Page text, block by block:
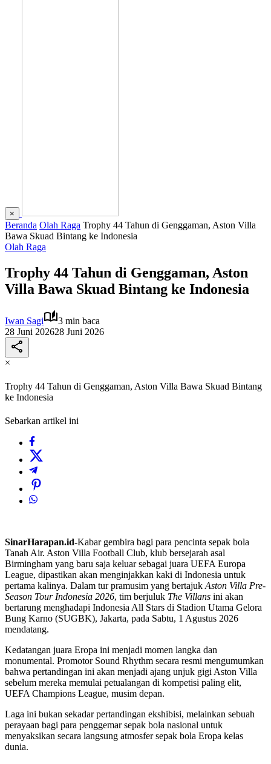
×
Beranda Olah Raga Trophy 44 Tahun di Genggaman, Aston Villa
Bawa Skuad Bintang ke Indonesia
Olah Raga
Trophy 44 Tahun di Genggaman, Aston
Villa Bawa Skuad Bintang ke Indonesia
Iwan Sagi
3 min baca
28 Juni 202628 Juni 2026
×
Trophy 44 Tahun di Genggaman, Aston Villa Bawa Skuad Bintang
ke Indonesia
Sebarkan artikel ini
SinarHarapan.id-Kabar gembira bagi para pencinta sepak bola
Tanah Air. Aston Villa Football Club, klub bersejarah asal
Birmingham yang baru saja keluar sebagai juara UEFA Europa
League, dipastikan akan menginjakkan kaki di Indonesia untuk
pertama kalinya. Dalam tur pramusim yang bertajuk Aston Villa Pre-
Season Tour Indonesia 2026, tim berjuluk The Villans ini akan
bertarung menghadapi Indonesia All Stars di Stadion Utama Gelora
Bung Karno (SUGBK), Jakarta, pada Sabtu, 1 Agustus 2026
mendatang.
Kedatangan juara Eropa ini menjadi momen langka dan
monumental. Promotor Sound Rhythm secara resmi mengumumkan
bahwa pertandingan ini akan menjadi ajang unjuk gigi Aston Villa
sebelum mereka memulai petualangan di kompetisi paling elit,
UEFA Champions League, musim depan.
Laga ini bukan sekadar pertandingan ekshibisi, melainkan sebuah
perayaan bagi para penggemar sepak bola nasional untuk
menyaksikan secara langsung atmosfer sepak bola Eropa kelas
dunia.